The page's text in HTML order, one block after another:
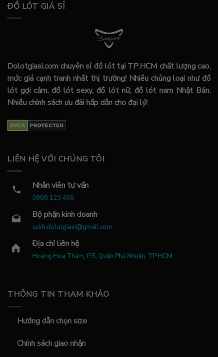
ĐỒ LÓT GIÁ SỈ
Dolotgiasi.com chuyên sỉ đồ lót tại TP.HCM chất lượng cao,
mức giá cạnh tranh nhất thị trường! Nhiều chủng loại như đồ
lót gợi cảm, đồ lót sexy, đồ lót nữ, đồ lót nam Nhật Bản.
Nhiều chính sách ưu đãi hấp dẫn cho đại lý!
LIÊN HỆ VỚI CHÚNG TÔI
Nhân viên tư vấn
0968 123 456
Bộ phận kinh doanh
cskh.dolotgiasi@gmail.com
Địa chỉ liên hệ
Hoàng Hoa Thám, P.5, Quận Phú Nhuận, TP.HCM
THÔNG TIN THAM KHẢO
Hướng dẫn chọn size
Chính sách giao nhận